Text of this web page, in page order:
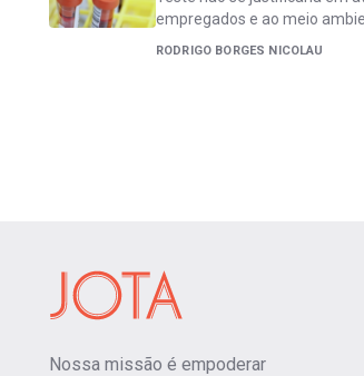
empregados e ao meio
RODRIGO BORGES NICOLAU
Nossa missão é empoderar